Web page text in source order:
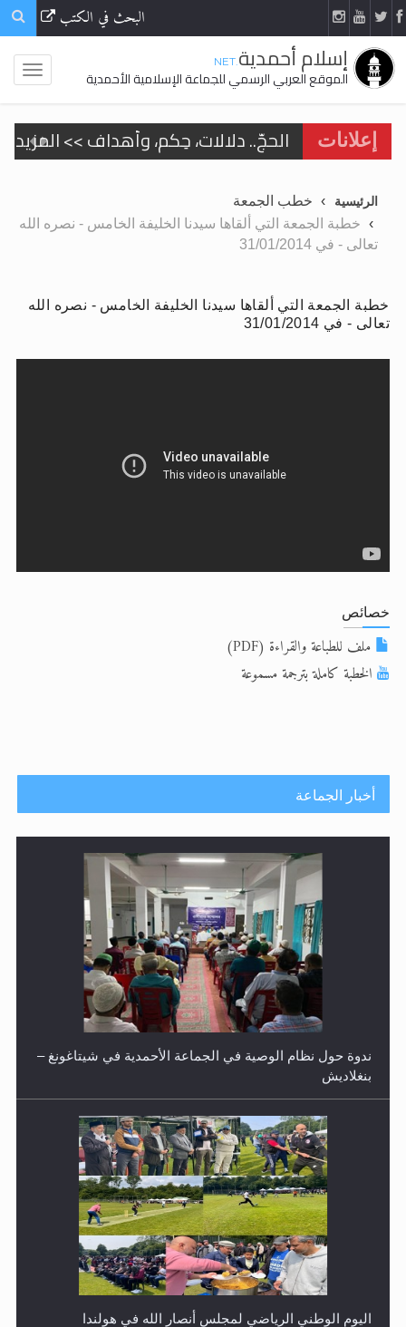
البحث في الكتب
إسلام أحمدية.NET
الموقع العربي الرسمي للجماعة الإسلامية الأحمدية
إعلانات
الحجّ.. دلالات، حِكم، وأهداف >> المزيد
تعميم هامّ لأفراد الجماعة >> المزيد
اقرأ هذا الكتاب وتعرّف على حقيقة
اقرأ هذا المقال في أهمية عيد
اقرأ هذا المقال في أهمية عيد
الرئيسية
خطب الجمعة
خطبة الجمعة التي ألقاها سيدنا الخليفة الخامس - نصره الله
تعالى - في 31/01/2014
خطبة الجمعة التي ألقاها سيدنا الخليفة الخامس - نصره الله
تعالى - في 31/01/2014
خصائص
ملف للطباعة والقراءة (PDF)
الخطبة كاملة بترجمة مسموعة
أخبار الجماعة
ندوة حول نظام الوصية في الجماعة الأحمدية في شيتاغونغ –
بنغلاديش
اليوم الوطني الرياضي لمجلس أنصار الله في هولندا